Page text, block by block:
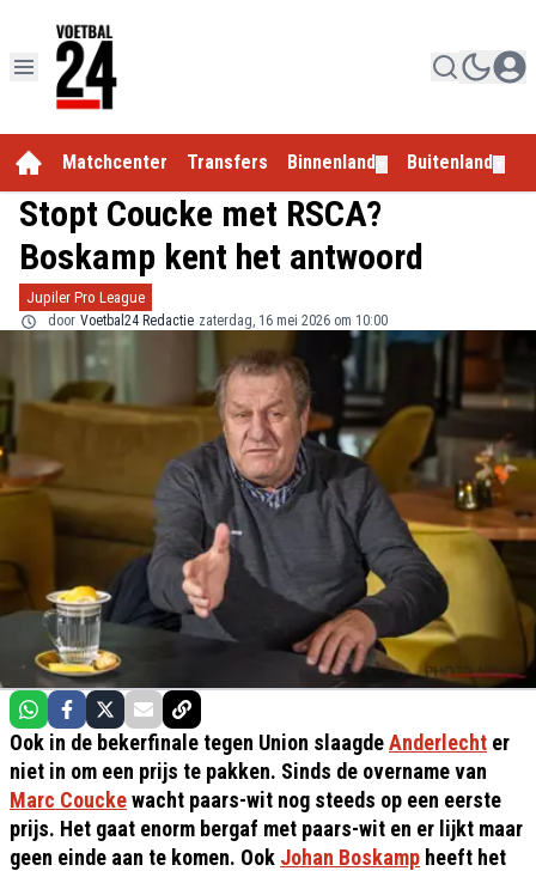
Matchcenter Transfers Binnenland Buitenland
Stopt Coucke met RSCA?
Boskamp kent het antwoord
Jupiler Pro League
door Voetbal24 Redactie zaterdag, 16 mei 2026 om 10:00
Ook in de bekerfinale tegen Union slaagdeAnderlecht er
niet in om een prijs te pakken. Sinds de overname van
Marc Couckewacht paars-wit nog steeds op een eerste
prijs. Het gaat enorm bergaf met paars-wit en er lijkt maar
geen einde aan te komen. Ook Johan Boskamp heeft het